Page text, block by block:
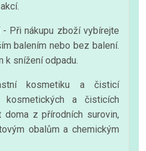
Při nákupu zboží vybírejte
balením nebo bez balení.
k snížení odpadu.
kosmetiku a čisticí
a čisticích
z přírodních surovin,
obalům a chemickým